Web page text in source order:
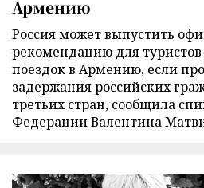
Армению
Россия может выпустить
рекомендацию для туристов
поездок в Армению, если
задержания российских
третьих стран, сообщила
Федерации Валентина